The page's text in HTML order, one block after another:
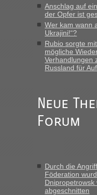
Berichte und
Grenzübergang
schnellsten?
„Wir sind mit unserem
15.6. in Krakovets rüber.
Früh. Mit sehr sehr
Berichte und
Grenzübergang
schnellsten?
Bernd D-UAinBerichte
Grenzübergang
schnellsten?
Anschlag auf
der Opfer ist
Wer kam wann
Ukrajini!“?
Rubio sorgte
mögliche
Verhandlungen
Russland für
Neue
Forum
Durch die
Föderation
abgeschnitten